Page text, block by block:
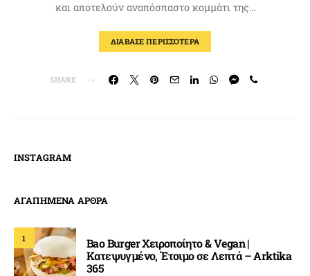
και αποτελούν αναπόσπαστο κομμάτι της…
ΔΙΑΒΑΣΕ ΠΕΡΙΣΣΟΤΕΡΑ
SHARE
INSTAGRAM
ΑΓΑΠΗΜΕΝΑ ΑΡΘΡΑ
1
Bao Burger Χειροποίητο & Vegan |
Κατεψυγμένο, Έτοιμο σε Λεπτά – Arktika
365